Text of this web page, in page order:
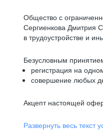
Общество с
Сергиенкова Дмитрия
в трудоустройстве и
Безусловным
регистрация на
совершение любых
Акцепт настоящей
Развернуть весь текст